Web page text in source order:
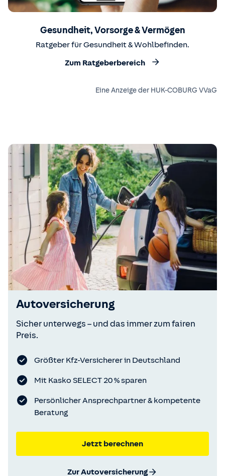
Gesundheit, Vorsorge & Vermögen
Ratgeber für Gesundheit & Wohlbefinden.
Zum Ratgeberbereich
Eine Anzeige der HUK-COBURG VVaG
Autoversicherung
Sicher unterwegs – und das immer zum fairen
Preis.
Größter Kfz-Versicherer in Deutschland
Mit Kasko SELECT 20 % sparen
Persönlicher Ansprechpartner & kompetente
Beratung
Jetzt berechnen
Zur Autoversicherung